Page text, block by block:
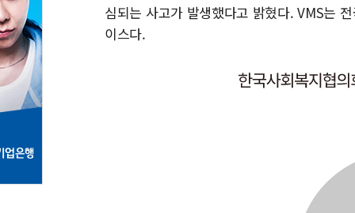
심되는 사고가 발생했다고 밝혔다. VMS는
이스다.